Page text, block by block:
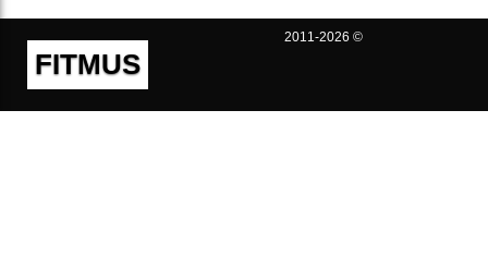
FITMUS
2011-2026 ©